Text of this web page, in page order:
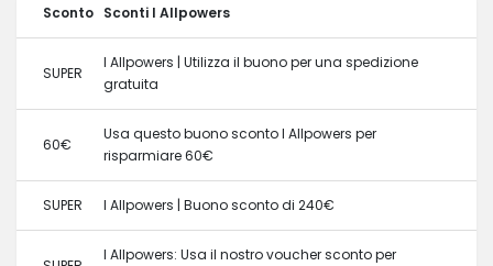
Sconto Sconti I Allpowers
SUPER
I Allpowers | Utilizza il buono per una spedizione
gratuita
60€
Usa questo buono sconto I Allpowers per
risparmiare 60€
SUPER I Allpowers | Buono sconto di 240€
I Allpowers: Usa il nostro voucher sconto per